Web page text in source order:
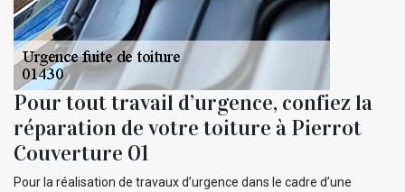
Pour tout travail d’urgence, confiez la
réparation de votre toiture à Pierrot
Couverture 01
Pour la réalisation de travaux d’urgence dans le cadre d’une